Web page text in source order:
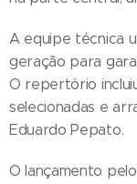
A equipe técnica
geração para
O repertório
selecionadas e
Eduardo Pepato.
O lançamento